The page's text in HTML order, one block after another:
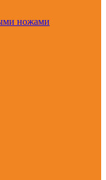
ножами